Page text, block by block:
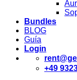
Bundles
BLOG
Guía
Login
+49